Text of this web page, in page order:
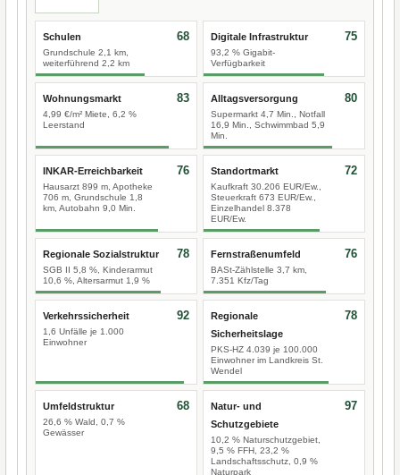
Schulen
Grundschule 2,1 km,
weiterführend 2,2 km
68 Digitale Infrastruktur
93,2 % Gigabit-
Verfügbarkeit
75
Wohnungsmarkt
4,99 €/m² Miete, 6,2 %
Leerstand
83 Alltagsversorgung
Supermarkt 4,7 Min., Notfall
16,9 Min., Schwimmbad 5,9
Min.
80
INKAR-Erreichbarkeit
Hausarzt 899 m, Apotheke
706 m, Grundschule 1,8
km, Autobahn 9,0 Min.
76 Standortmarkt
Kaufkraft 30.206 EUR/Ew.,
Steuerkraft 673 EUR/Ew.,
Einzelhandel 8.378
EUR/Ew.
72
Regionale Sozialstruktur
SGB II 5,8 %, Kinderarmut
10,6 %, Altersarmut 1,9 %
78 Fernstraßenumfeld
BASt-Zählstelle 3,7 km,
7.351 Kfz/Tag
76
Verkehrssicherheit
1,6 Unfälle je 1.000
Einwohner
92
Regionale
Sicherheitslage
PKS-HZ 4.039 je 100.000
Einwohner im Landkreis St.
Wendel
78
Umfeldstruktur
26,6 % Wald, 0,7 %
Gewässer
68
Natur- und
Schutzgebiete
10,2 % Naturschutzgebiet,
9,5 % FFH, 23,2 %
Landschaftsschutz, 0,9 %
Naturpark
97